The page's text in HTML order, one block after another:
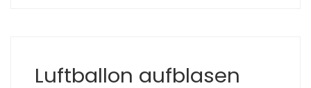
Luftballon aufblasen